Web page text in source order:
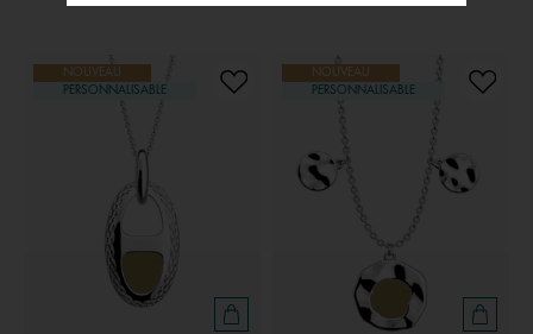
NOUVEAU
PERSONNALISABLE
NOUVEAU
PERSONNALISABLE